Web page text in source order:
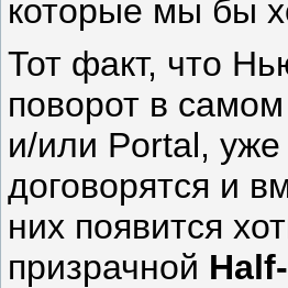
которые мы бы
Тот факт, что
поворот в
и/или Portal,
договорятся и
них появится
призрачной